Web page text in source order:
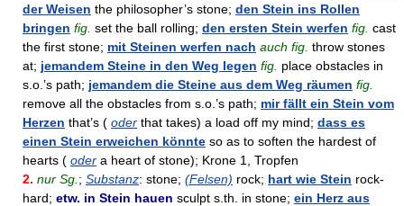
der Weisen the philosopher’s stone; den Stein ins Rollen
bringen fig. set the ball rolling; den ersten Stein werfen fig. cast
the first stone; mit Steinen werfen nach auch fig. throw stones
at; jemandem Steine in den Weg legen fig. place obstacles in
s.o.’s path; jemandem die Steine aus dem Weg räumen fig.
remove all the obstacles from s.o.’s path; mir fällt ein Stein vom
Herzen that’s ( oder that takes) a load off my mind; dass es
einen Stein erweichen könnte so as to soften the hardest of
hearts ( oder a heart of stone); Krone 1, Tropfen
2. nur Sg. ; Substanz: stone; (Felsen) rock; hart wie Stein rock-
hard; etw. in Stein hauen sculpt s.th. in stone; ein Herz aus